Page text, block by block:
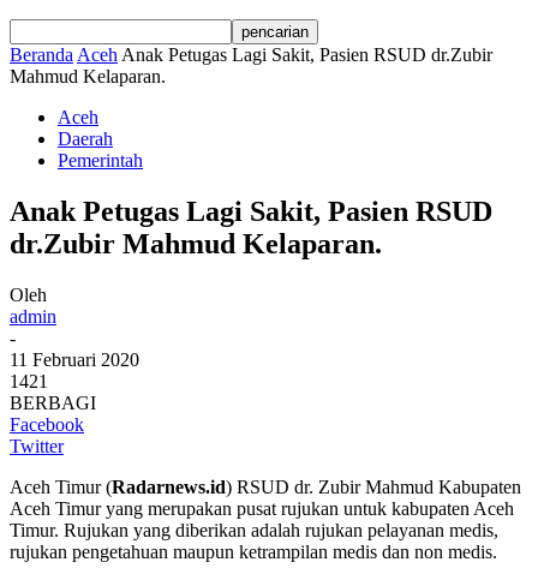
Beranda Aceh Anak Petugas Lagi Sakit, Pasien RSUD dr.Zubir
Mahmud Kelaparan.
Aceh
Daerah
Pemerintah
Anak Petugas Lagi Sakit, Pasien RSUD
dr.Zubir Mahmud Kelaparan.
Oleh
admin
-
11 Februari 2020
1421
BERBAGI
Facebook
Twitter
Aceh Timur (Radarnews.id) RSUD dr. Zubir Mahmud Kabupaten
Aceh Timur yang merupakan pusat rujukan untuk kabupaten Aceh
Timur. Rujukan yang diberikan adalah rujukan pelayanan medis,
rujukan pengetahuan maupun ketrampilan medis dan non medis.